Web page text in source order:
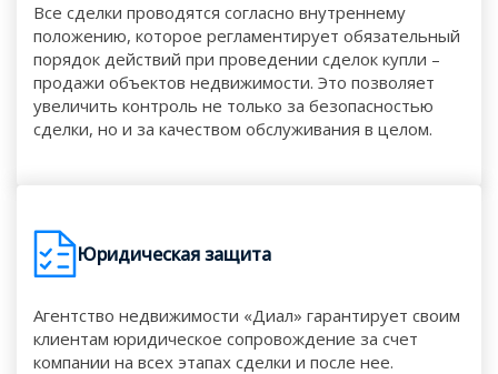
Все сделки проводятся согласно внутреннему
положению, которое регламентирует обязательный
порядок действий при проведении сделок купли –
продажи объектов недвижимости. Это позволяет
увеличить контроль не только за безопасностью
сделки, но и за качеством обслуживания в целом.
Юридическая защита
Агентство недвижимости «Диал» гарантирует своим
клиентам юридическое сопровождение за счет
компании на всех этапах сделки и после нее.